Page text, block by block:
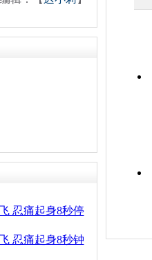
忍痛起身8秒停
忍痛起身8秒钟